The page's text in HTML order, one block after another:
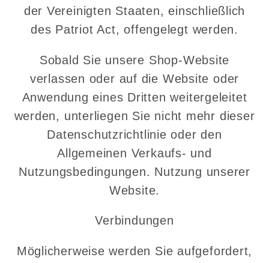
der Vereinigten Staaten, einschließlich
des Patriot Act, offengelegt werden.
Sobald Sie unsere Shop-Website
verlassen oder auf die Website oder
Anwendung eines Dritten weitergeleitet
werden, unterliegen Sie nicht mehr dieser
Datenschutzrichtlinie oder den
Allgemeinen Verkaufs- und
Nutzungsbedingungen. Nutzung unserer
Website.
Verbindungen
Möglicherweise werden Sie aufgefordert,